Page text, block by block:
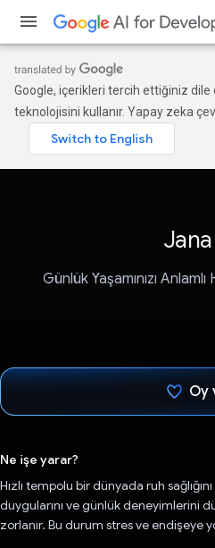
Google, içerikleri tercih ettiğiniz
teknolojisini kullanır. Yapay zeka
Günlük Yaşamınızı
Oy
Ne işe yarar?
Hızlı tempolu bir dünyada ruh
duygularını ve günlük deneyimlerini
zorlanır. Bu durum stres ve endişeye